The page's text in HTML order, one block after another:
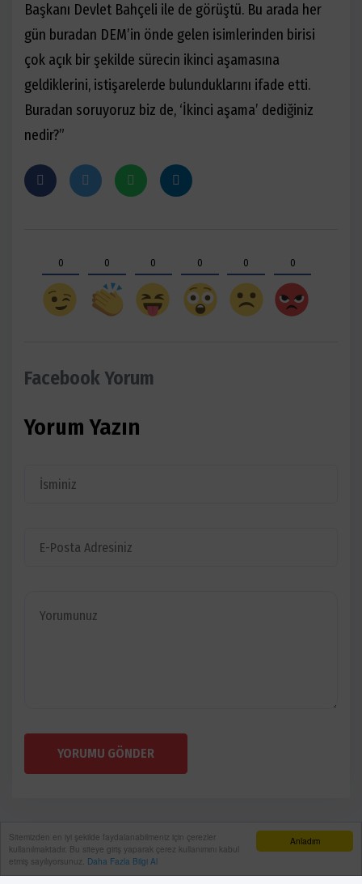
Anladım
Sitemizden en iyi şekilde faydalanabilmeniz için çerezler
kullanılmaktadır. Bu siteye giriş yaparak çerez kullanımını kabul
etmiş sayılıyorsunuz. Daha Fazla Bilgi Al
Başkanı Devlet Bahçeli ile de görüştü. Bu arada her
gün buradan DEM’in önde gelen isimlerinden birisi
çok açık bir şekilde sürecin ikinci aşamasına
geldiklerini, istişarelerde bulunduklarını ifade etti.
Buradan soruyoruz biz de, ‘İkinci aşama’ dediğiniz
nedir?”
0 0 0 0 0 0
Facebook Yorum
Yorum Yazın
YORUMU GÖNDER